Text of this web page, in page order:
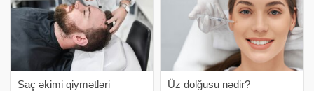
Saç əkimi qiymətləri Üz dolğusu nədir?